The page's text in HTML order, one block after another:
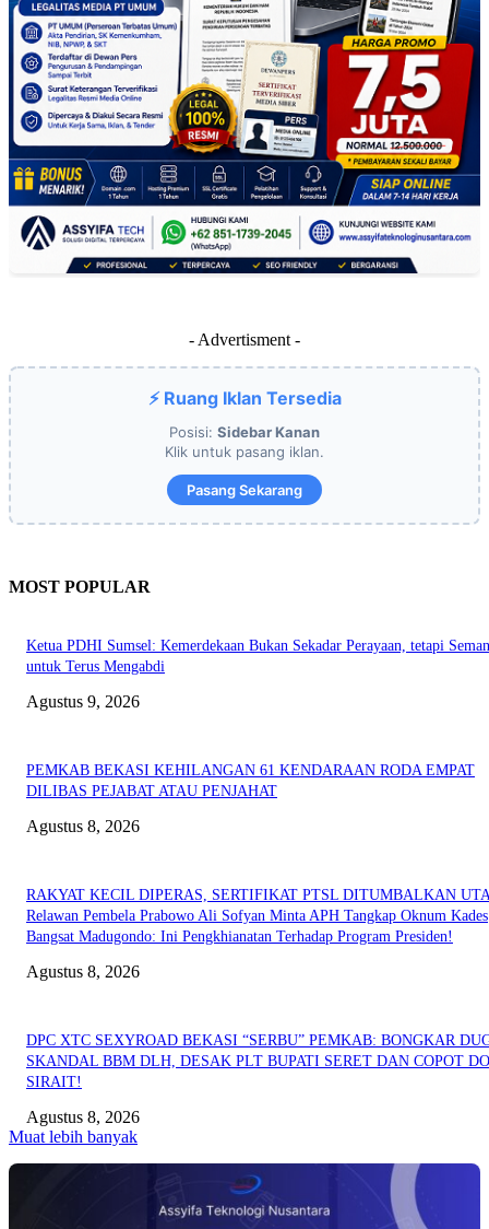
- Advertisment -
⚡ Ruang Iklan Tersedia
Posisi: Sidebar Kanan
Klik untuk pasang iklan.
Pasang Sekarang
MOST POPULAR
Ketua PDHI Sumsel: Kemerdekaan Bukan Sekadar Perayaan, tetapi
untuk Terus Mengabdi
Agustus 9, 2026
PEMKAB BEKASI KEHILANGAN 61 KENDARAAN RODA EMPAT
DILIBAS PEJABAT ATAU PENJAHAT
Agustus 8, 2026
RAKYAT KECIL DIPERAS, SERTIFIKAT PTSL DITUMBALKAN
Relawan Pembela Prabowo Ali Sofyan Minta APH Tangkap Oknum Kades
Bangsat Madugondo: Ini Pengkhianatan Terhadap Program Presiden!
Agustus 8, 2026
DPC XTC SEXYROAD BEKASI “SERBU” PEMKAB: BONGKAR
SKANDAL BBM DLH, DESAK PLT BUPATI SERET DAN COPOT
SIRAIT!
Agustus 8, 2026
Muat lebih banyak